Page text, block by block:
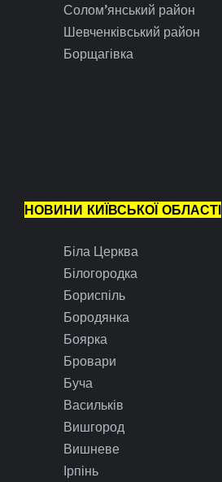
Солом’янський район
Шевченківський район
Борщагівка
НОВИНИ КИЇВСЬКОЇ ОБЛАСТІ
Біла Церква
Білогородка
Бориспіль
Бородянка
Боярка
Бровари
Буча
Васильків
Вишгород
Вишневе
Ірпінь